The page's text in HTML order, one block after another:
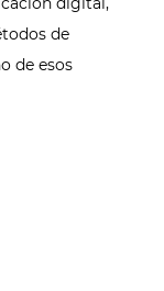
de
de esos